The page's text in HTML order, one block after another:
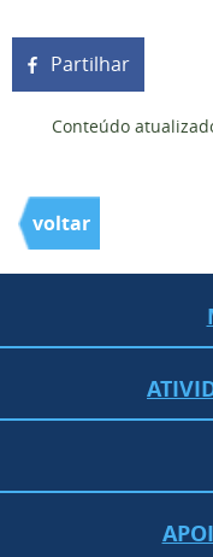
Partilhar
Conteúdo
voltar